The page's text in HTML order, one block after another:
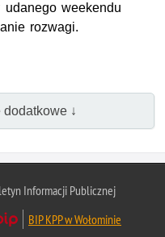
weekendu
rozwagi.
dodatkowe ↓
Informacji Publicznej
BIP KPP w Wołominie